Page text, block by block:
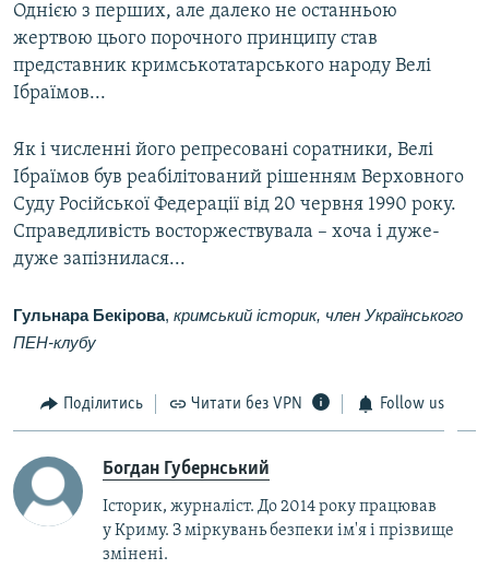
Однією з перших, але далеко не останньою
жертвою цього порочного принципу став
представник кримськотатарського народу Велі
Ібраїмов...
Як і численні його репресовані соратники, Велі
Ібраїмов був реабілітований рішенням Верховного
Суду Російської Федерації від 20 червня 1990 року.
Справедливість восторжествувала – хоча і дуже-
дуже запізнилася...
Гульнара Бекірова, кримський історик, член Українського
ПЕН-клубу
Поділитись Читати без VPN Follow us
Богдан Губернський
Історик, журналіст. До 2014 року працював
у Криму. З міркувань безпеки ім'я і прізвище
змінені.